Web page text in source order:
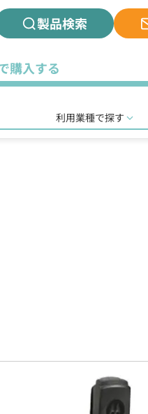
製品検索
購入する
利用業種で探す